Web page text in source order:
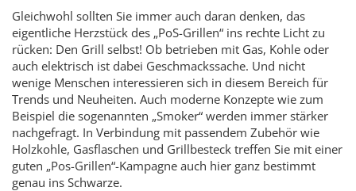
Gleichwohl sollten Sie immer auch daran denken, das
eigentliche Herzstück des „PoS-Grillen“ ins rechte Licht zu
rücken: Den Grill selbst! Ob betrieben mit Gas, Kohle oder
auch elektrisch ist dabei Geschmackssache. Und nicht
wenige Menschen interessieren sich in diesem Bereich für
Trends und Neuheiten. Auch moderne Konzepte wie zum
Beispiel die sogenannten „Smoker“ werden immer stärker
nachgefragt. In Verbindung mit passendem Zubehör wie
Holzkohle, Gasflaschen und Grillbesteck treffen Sie mit einer
guten „Pos-Grillen“-Kampagne auch hier ganz bestimmt
genau ins Schwarze.